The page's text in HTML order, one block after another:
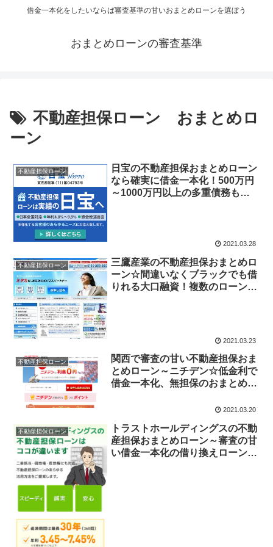
借金一本化をしたいならば審査基準の甘いおまとめローンを選ぼう
おまとめローンの審査基準
不動産担保ローン おまとめロ
ーン
不動産担保ローン
日宝の不動産担保おまとめローン
なら確実に借金一本化！500万円
～1000万円以上の多重債務も一
2021.03.28
不動産担保ローン
三鷹産業の不動産担保おまとめロ
ーン☆間違いなくブラックでも借
りれる大口融資！複数のローンの
2021.03.23
不動産担保ローン
関西で審査の甘い不動産担保おま
とめローン～ニチデン☆低金利で
借金一本化、無担保のおまとめロ
2021.03.20
不動産担保ローン
トラストホールディングスの不動
産担保おまとめローン～審査の甘
い借金一本化の借り換えローン☆